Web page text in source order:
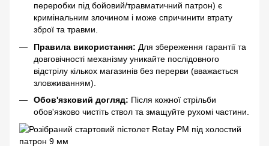
переробки під бойовий/травматичний патрон) є
кримінальним злочином і може спричинити втрату
зброї та травми.
Правила використання: Для збереження гарантії та
довговічності механізму уникайте послідовного
відстрілу кількох магазинів без перерви (вважається
зловживанням).
Обов'язковий догляд: Після кожної стрільби
обов'язково чистіть ствол та змащуйте рухомі частини.